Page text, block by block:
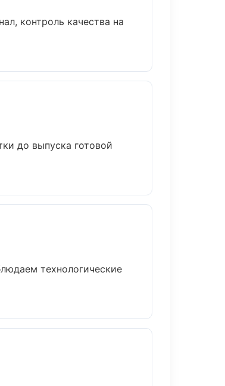
контроль качества на
до выпуска готовой
технологические